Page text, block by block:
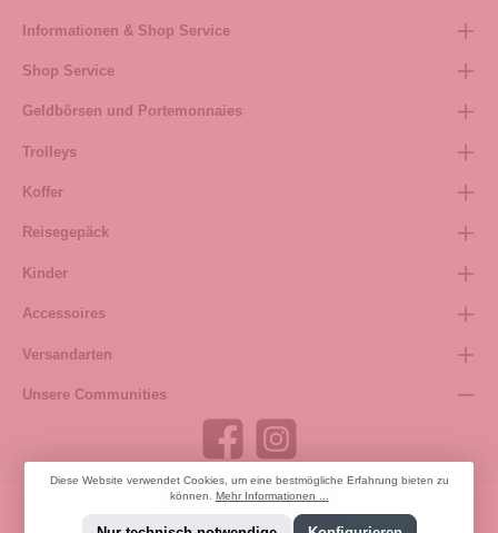
Informationen & Shop Service
Shop Service
Geldbörsen und Portemonnaies
Trolleys
Koffer
Reisegepäck
Kinder
Accessoires
Versandarten
Unsere Communities
Bestellung widerrufen
Diese Website verwendet Cookies, um eine bestmögliche Erfahrung bieten zu
können. Mehr Informationen ...